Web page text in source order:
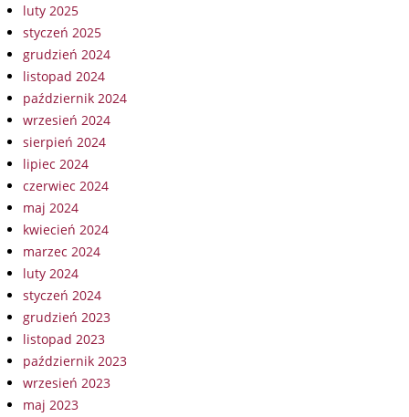
luty 2025
styczeń 2025
grudzień 2024
listopad 2024
październik 2024
wrzesień 2024
sierpień 2024
lipiec 2024
czerwiec 2024
maj 2024
kwiecień 2024
marzec 2024
luty 2024
styczeń 2024
grudzień 2023
listopad 2023
październik 2023
wrzesień 2023
maj 2023